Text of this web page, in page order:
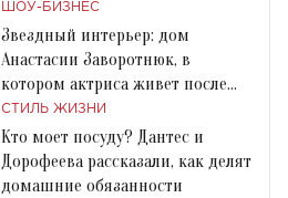
ШОУ-БИЗНЕС
Звездный интерьер: дом
Анастасии Заворотнюк, в
котором актриса живет после
лечения
СТИЛЬ ЖИЗНИ
Кто моет посуду? Дантес и
Дорофеева рассказали, как делят
домашние обязанности